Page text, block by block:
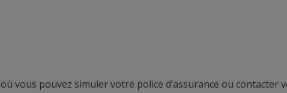
où vous pouvez simuler votre police d’assurance ou contacter